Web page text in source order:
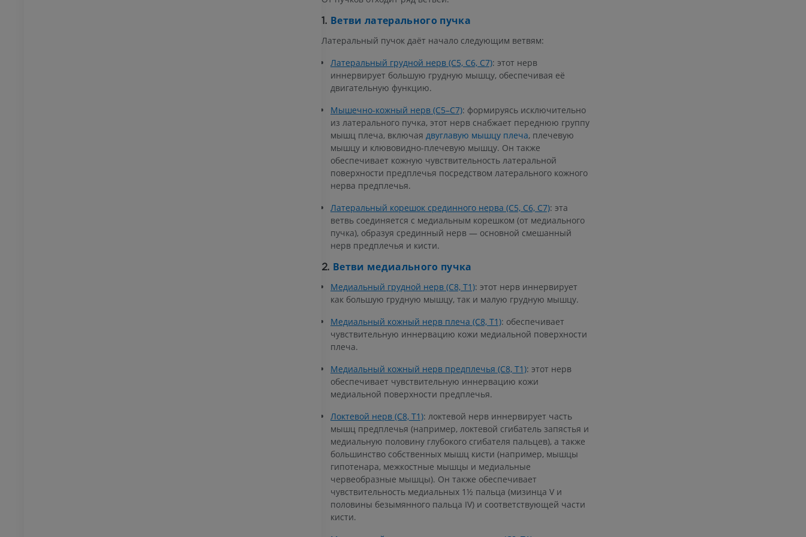
1. Ветви латерального пучка
Латеральный пучок даёт начало следующим ветвям:
Латеральный грудной нерв (C5, C6, C7): этот нерв
иннервирует большую грудную мышцу, обеспечивая её
двигательную функцию.
Мышечно-кожный нерв (C5–C7): формируясь исключительно
из латерального пучка, этот нерв снабжает переднюю группу
мышц плеча, включая двуглавую мышцу плеча, плечевую
мышцу и клювовидно-плечевую мышцу. Он также
обеспечивает кожную чувствительность латеральной
поверхности предплечья посредством латерального кожного
нерва предплечья.
Латеральный корешок срединного нерва (C5, C6, C7): эта
ветвь соединяется с медиальным корешком (от медиального
пучка), образуя срединный нерв — основной смешанный
нерв предплечья и кисти.
2. Ветви медиального пучка
Медиальный грудной нерв (C8, T1): этот нерв иннервирует
как большую грудную мышцу, так и малую грудную мышцу.
Медиальный кожный нерв плеча (C8, T1): обеспечивает
чувствительную иннервацию кожи медиальной поверхности
плеча.
Медиальный кожный нерв предплечья (C8, T1): этот нерв
обеспечивает чувствительную иннервацию кожи
медиальной поверхности предплечья.
Локтевой нерв (C8, T1): локтевой нерв иннервирует часть
мышц предплечья (например, локтевой сгибатель запястья и
медиальную половину глубокого сгибателя пальцев), а также
большинство собственных мышц кисти (например, мышцы
гипотенара, межкостные мышцы и медиальные
червеобразные мышцы). Он также обеспечивает
чувствительность медиальных 1½ пальца (мизинца V и
половины безымянного пальца IV) и соответствующей части
кисти.
нижних конечностей
БЕСПЛАТНО